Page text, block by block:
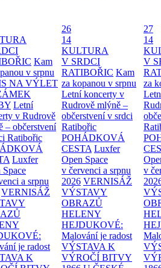
Kam
v srpnu
NA VÝLET
Letní
v Rudrově
– občerstvení
Ratibořic
Luxfer
Space
a srpnu
VERNISÁŽ
je radost
K
26
14
KULTURA
V SRDCI
RATIBOŘIC Kam
za kopanou v srpnu
Letní koncerty v
Rudrově mlýně –
občerstvení v srdci
Ratibořic
POHÁDKOVÁ
CESTA Luxfer
Open Space
v červenci a srpnu
2026 VERNISÁŽ
VÝSTAVY
OBRAZŮ
HELENY
HEJDUKOVÉ:
Malování je radost
VÝSTAVA K
VÝROČÍ BITVY
27
14
V
za
v